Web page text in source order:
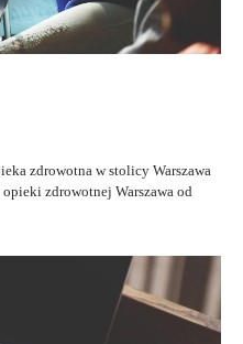
zdrowotna w stolicy Warszawa
zdrowotnej Warszawa od